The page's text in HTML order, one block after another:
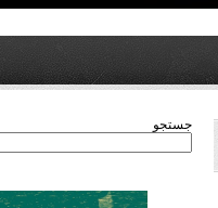
جستجو